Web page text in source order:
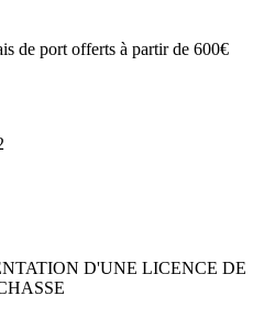
de port offerts à partir de 600€
D'UNE LICENCE DE